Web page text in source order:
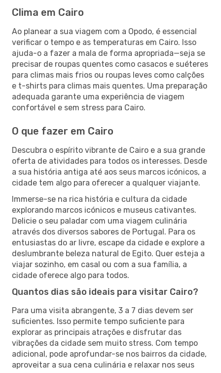
Clima em Cairo
Ao planear a sua viagem com a Opodo, é essencial
verificar o tempo e as temperaturas em Cairo. Isso
ajuda-o a fazer a mala de forma apropriada—seja se
precisar de roupas quentes como casacos e suéteres
para climas mais frios ou roupas leves como calções
e t-shirts para climas mais quentes. Uma preparação
adequada garante uma experiência de viagem
confortável e sem stress para Cairo.
O que fazer em Cairo
Descubra o espírito vibrante de Cairo e a sua grande
oferta de atividades para todos os interesses. Desde
a sua história antiga até aos seus marcos icónicos, a
cidade tem algo para oferecer a qualquer viajante.
Immerse-se na rica história e cultura da cidade
explorando marcos icónicos e museus cativantes.
Delicie o seu paladar com uma viagem culinária
através dos diversos sabores de Portugal. Para os
entusiastas do ar livre, escape da cidade e explore a
deslumbrante beleza natural de Egito. Quer esteja a
viajar sozinho, em casal ou com a sua família, a
cidade oferece algo para todos.
Quantos dias são ideais para visitar Cairo?
Para uma visita abrangente, 3 a 7 dias devem ser
suficientes. Isso permite tempo suficiente para
explorar as principais atrações e disfrutar das
vibrações da cidade sem muito stress. Com tempo
adicional, pode aprofundar-se nos bairros da cidade,
aproveitar a sua cena culinária e relaxar nos seus